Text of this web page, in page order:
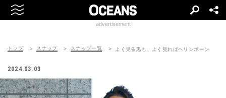
advertisement
トップ スナップ スナップ一覧 よく見る黒も、よく見ればヘリンボーン
2024.03.03